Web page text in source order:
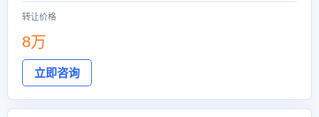
转让价格
8万
立即咨询